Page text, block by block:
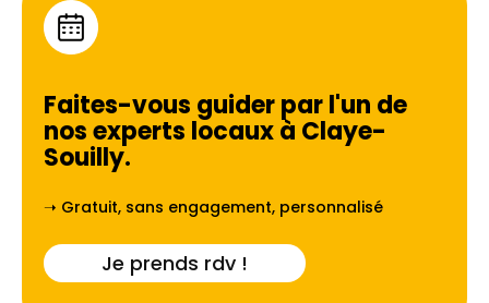
Faites-vous guider par l'un de
nos experts locaux à Claye-
Souilly.
➝ Gratuit, sans engagement, personnalisé
Je prends rdv !